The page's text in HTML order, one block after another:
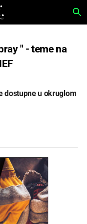
" - teme na
dostupne u okruglom